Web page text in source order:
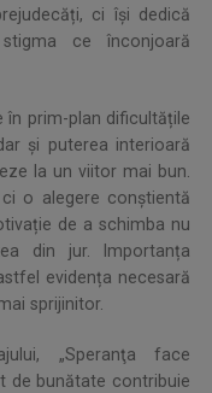
ci își dedică
ce înconjoară
prim-plan dificultățile
și puterea interioară
la un viitor mai bun.
o alegere conștientă
de a schimba nu
din jur. Importanța
evidența necesară
sprijinitor.
„Speranţa face
de bunătate contribuie